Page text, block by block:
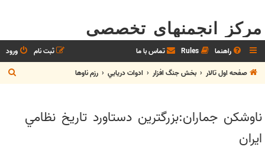
مرکز انجمنهای تخصصی
راهنما Rules تماس با ما ورود
ثبت نام
صفحه اول تالار
بخش جنگ افزار ادوات دريايي رزم ناوها
س
ناوشکن جماران:بزرگترين دستاورد تاريخ نظامي
ايران